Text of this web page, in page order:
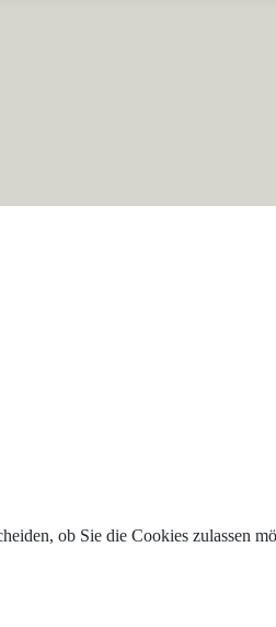
ob Sie die Cookies zulassen